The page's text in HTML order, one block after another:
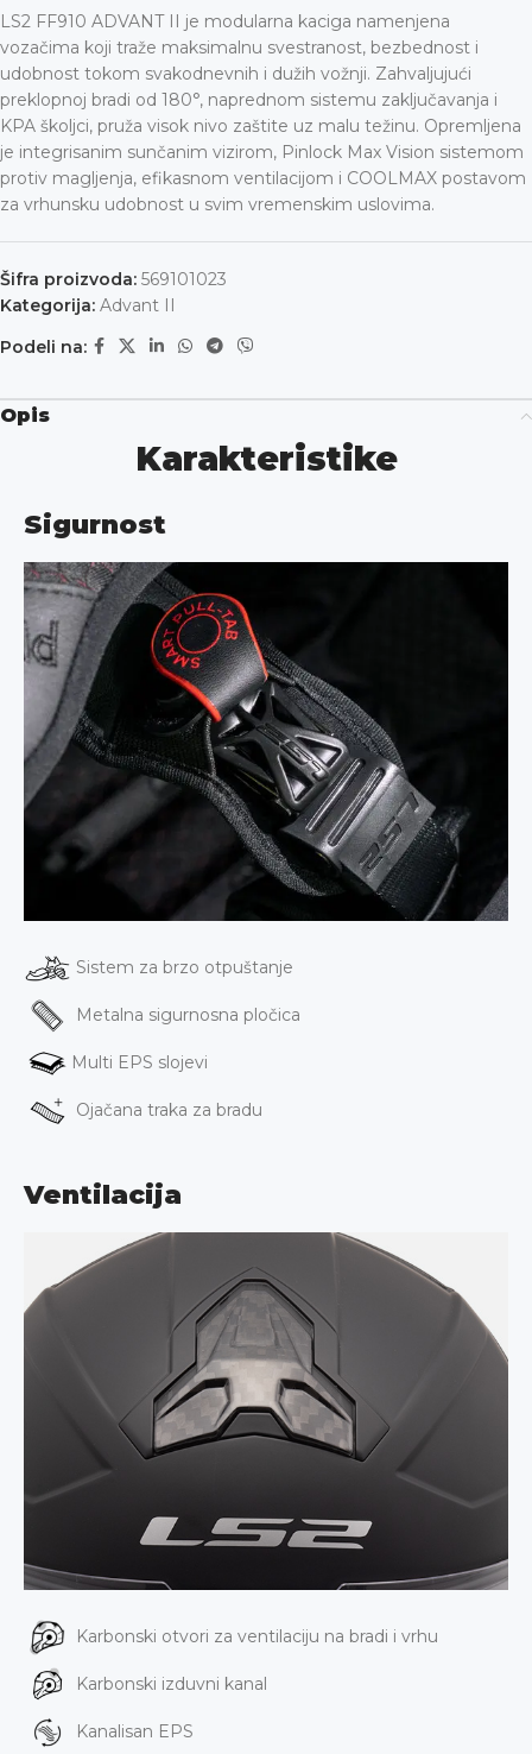
LS2 FF910 ADVANT II je modularna kaciga namenjena
vozačima koji traže maksimalnu svestranost, bezbednost i
udobnost tokom svakodnevnih i dužih vožnji. Zahvaljujući
preklopnoj bradi od 180°, naprednom sistemu zaključavanja i
KPA školjci, pruža visok nivo zaštite uz malu težinu. Opremljena
je integrisanim sunčanim vizirom, Pinlock Max Vision sistemom
protiv magljenja, efikasnom ventilacijom i COOLMAX postavom
za vrhunsku udobnost u svim vremenskim uslovima.
Šifra proizvoda: 569101023
Kategorija: Advant II
Podeli na:
Opis
Karakteristike
Sigurnost
Sistem za brzo otpuštanje
Metalna sigurnosna pločica
Multi EPS slojevi
Ojačana traka za bradu
Ventilacija
Karbonski otvori za ventilaciju na bradi i vrhu
Karbonski izduvni kanal
Kanalisan EPS